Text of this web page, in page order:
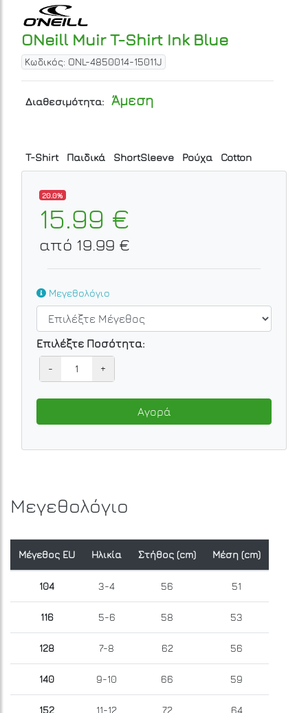
ONeill Muir T-Shirt Ink Blue
Κωδικός: ONL-4850014-15011J
Διαθεσιμότητα: Άμεση
T-Shirt Παιδικά ShortSleeve Ρούχα Cotton
20.0%
15.99 €
από 19.99 €
Μεγεθολόγιο
Επιλέξτε Ποσότητα:
- +
Αγορά
Μεγεθολόγιο
Μέγεθος EU Ηλικία Στήθος (cm) Μέση (cm)
104 3-4 56 51
116 5-6 58 53
128 7-8 62 56
140 9-10 66 59
152 11-12 72 64